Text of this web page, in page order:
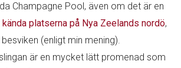
Champagne Pool, även om det är en
platserna på Nya Zeelands nordö,
(enligt min mening).
är en mycket lätt promenad som